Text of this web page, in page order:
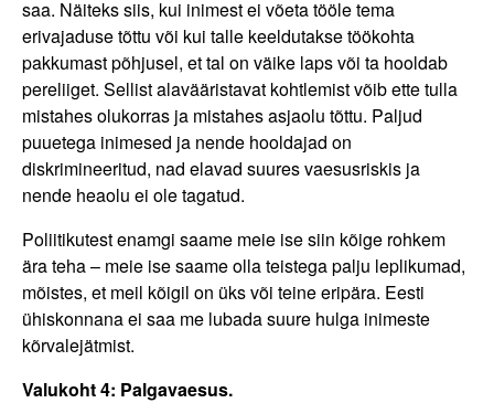
saa. Näiteks siis, kui inimest ei võeta tööle tema
erivajaduse tõttu või kui talle keeldutakse töökohta
pakkumast põhjusel, et tal on väike laps või ta hooldab
pereliiget. Sellist alavääristavat kohtlemist võib ette tulla
mistahes olukorras ja mistahes asjaolu tõttu. Paljud
puuetega inimesed ja nende hooldajad on
diskrimineeritud, nad elavad suures vaesusriskis ja
nende heaolu ei ole tagatud.
Poliitikutest enamgi saame meie ise siin kõige rohkem
ära teha – meie ise saame olla teistega palju leplikumad,
mõistes, et meil kõigil on üks või teine eripära. Eesti
ühiskonnana ei saa me lubada suure hulga inimeste
kõrvalejätmist.
Valukoht 4: Palgavaesus.